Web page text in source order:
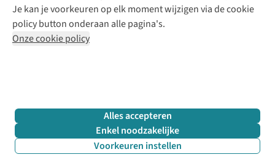
Je kan je voorkeuren op elk moment wijzigen via de cookie
policy button onderaan alle pagina's.
Onze cookie policy
Alles accepteren
Enkel noodzakelijke
Voorkeuren instellen
Toegankelijkheidsverklaring
Strom
O My Bag
Revolution
+32 (0)3 828 30 15 team@juttu.be
BTW BE 0416.762.280